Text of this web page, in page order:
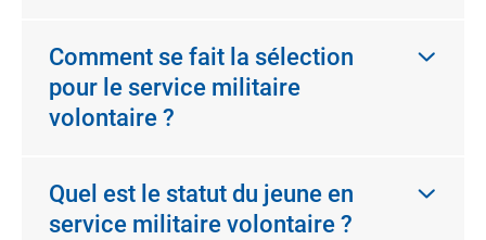
Comment se fait la sélection
pour le service militaire
volontaire ?
Quel est le statut du jeune en
service militaire volontaire ?